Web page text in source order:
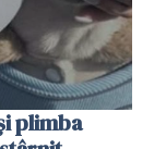
plimba